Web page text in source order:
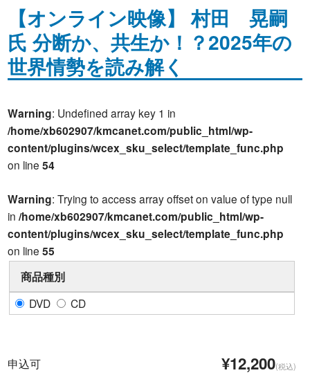
【オンライン映像】 村田 晃嗣
氏 分断か、共生か！？2025年の
世界情勢を読み解く
Warning: Undefined array key 1 in
/home/xb602907/kmcanet.com/public_html/wp-
content/plugins/wcex_sku_select/template_func.php
on line54
Warning: Trying to access array offset on value of type null
in/home/xb602907/kmcanet.com/public_html/wp-
content/plugins/wcex_sku_select/template_func.php
on line55
商品種別
DVD CD
申込可 ¥12,200(税込)